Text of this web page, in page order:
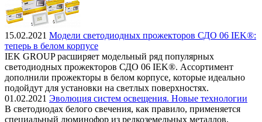
15.02.2021 Модели светодиодных прожекторов СДО 06 IEK®:
теперь в белом корпусе
IEK GROUP расширяет модельный ряд популярных
светодиодных прожекторов СДО 06 IEK®. Ассортимент
дополнили прожекторы в белом корпусе, которые идеально
подойдут для установки на светлых поверхностях.
01.02.2021 Эволюция систем освещения. Новые технологии
В светодиодах белого свечения, как правило, применяется
специальный люминофор из редкоземельных металлов.